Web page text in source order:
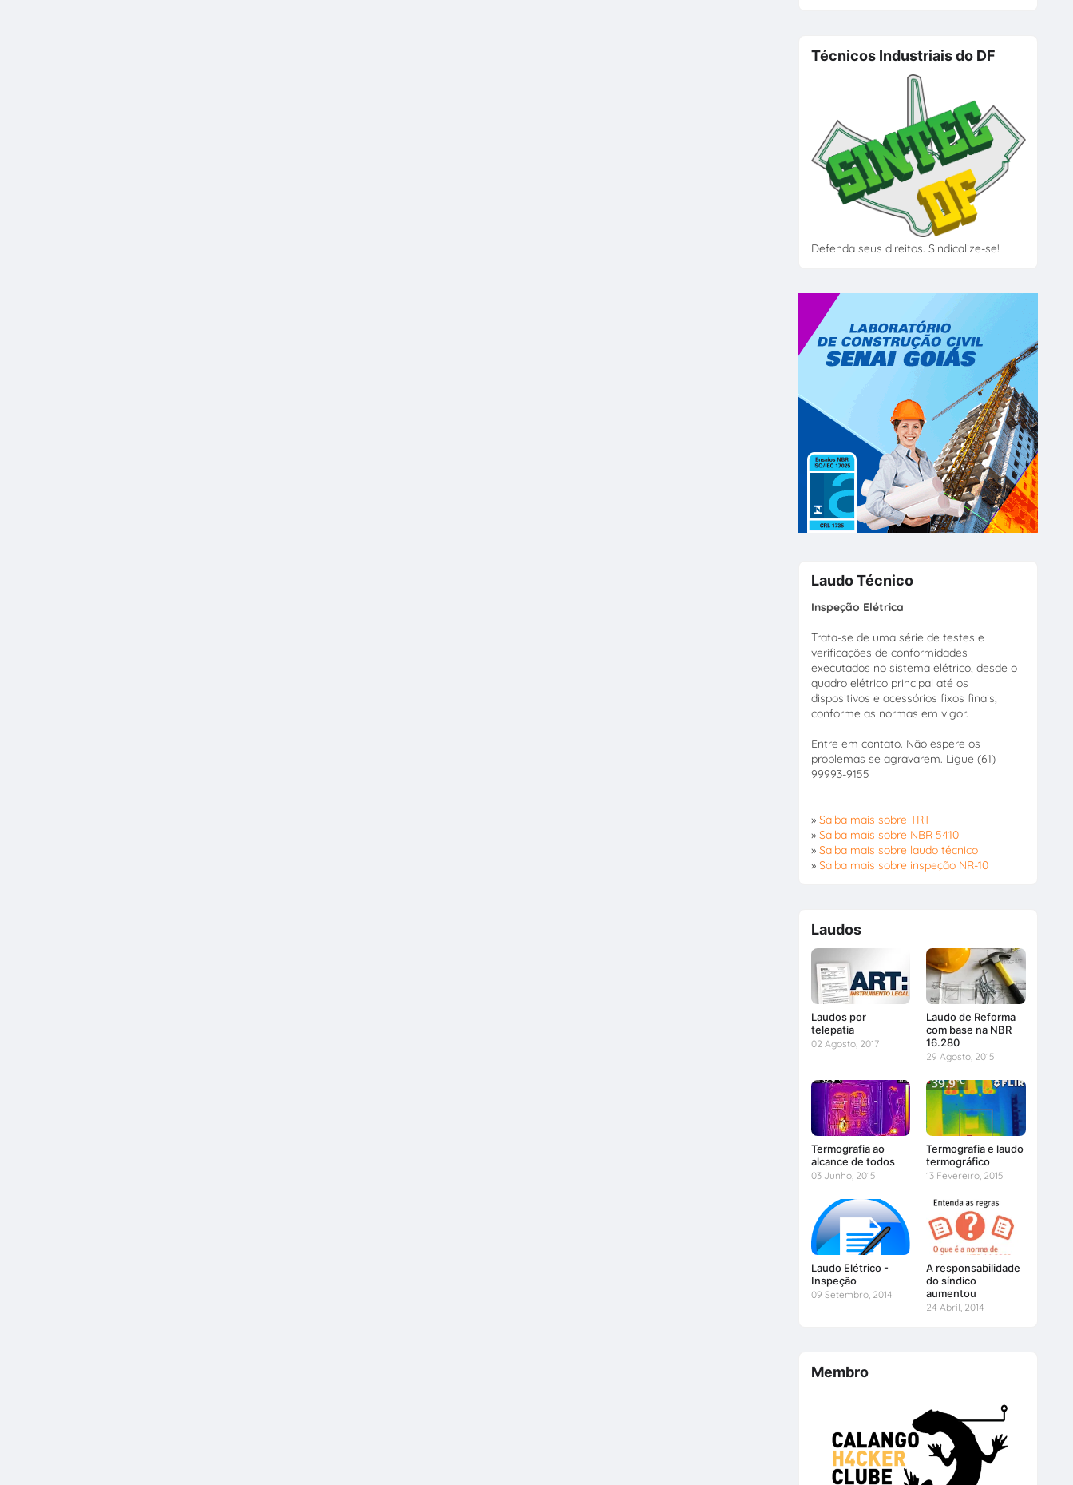
Técnicos Industriais do DF
Defenda seus direitos. Sindicalize-se!
Laudo Técnico
Inspeção Elétrica
Trata-se de uma série de testes e
verificações de conformidades
executados no sistema elétrico, desde o
quadro elétrico principal até os
dispositivos e acessórios fixos finais,
conforme as normas em vigor.
Entre em contato. Não espere os
problemas se agravarem. Ligue (61)
99993-9155
» Saiba mais sobre TRT
» Saiba mais sobre NBR 5410
» Saiba mais sobre laudo técnico
» Saiba mais sobre inspeção NR-10
Laudos
Laudos por
telepatia
02 Agosto, 2017
Laudo de Reforma
com base na NBR
16.280
29 Agosto, 2015
Termografia ao
alcance de todos
03 Junho, 2015
Termografia e laudo
termográfico
13 Fevereiro, 2015
Laudo Elétrico -
Inspeção
09 Setembro, 2014
A responsabilidade
do síndico
aumentou
24 Abril, 2014
Membro